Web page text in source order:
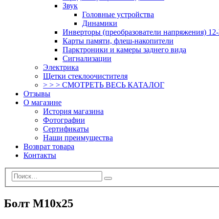
Звук
Головные устройства
Динамики
Инверторы (преобразователи напряжения)
Карты памяти, флеш-накопители
Парктроники и камеры заднего вида
Сигнализации
Электрика
Щетки стеклоочистителя
> > > СМОТРЕТЬ ВЕСЬ КАТАЛОГ
Отзывы
О магазине
История магазина
Фотографии
Сертификаты
Наши преимущества
Возврат товара
Контакты
Болт М10х25